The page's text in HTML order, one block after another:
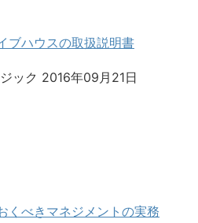
ブハウスの取扱説明書
ック 2016年09月21日
くべきマネジメントの実務